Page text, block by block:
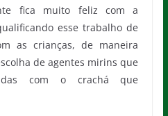
fica muito feliz com a
esse trabalho de
as crianças, de maneira
de agentes mirins que
com o crachá que